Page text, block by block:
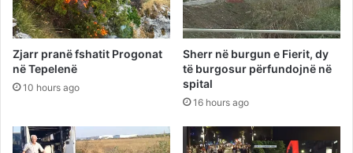
Zjarr pranë fshatit Progonat
në Tepelenë
10 hours ago
Sherr në burgun e Fierit, dy
të burgosur përfundojnë në
spital
16 hours ago